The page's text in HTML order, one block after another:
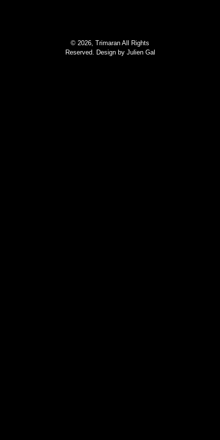
© 2026, Trimaran All Rights
Reserved. Design byJulien Gal